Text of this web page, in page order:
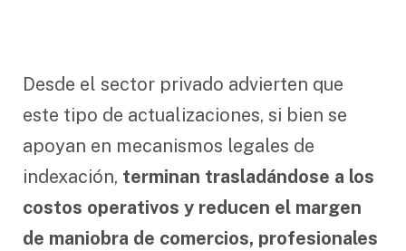
Desde el sector privado advierten que
este tipo de actualizaciones, si bien se
apoyan en mecanismos legales de
indexación, terminan trasladándose a los
costos operativos y reducen el margen
de maniobra de comercios, profesionales